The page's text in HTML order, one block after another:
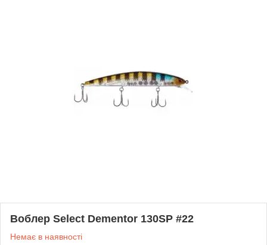
Воблер Select Dementor 130SP #22
Немає в наявності